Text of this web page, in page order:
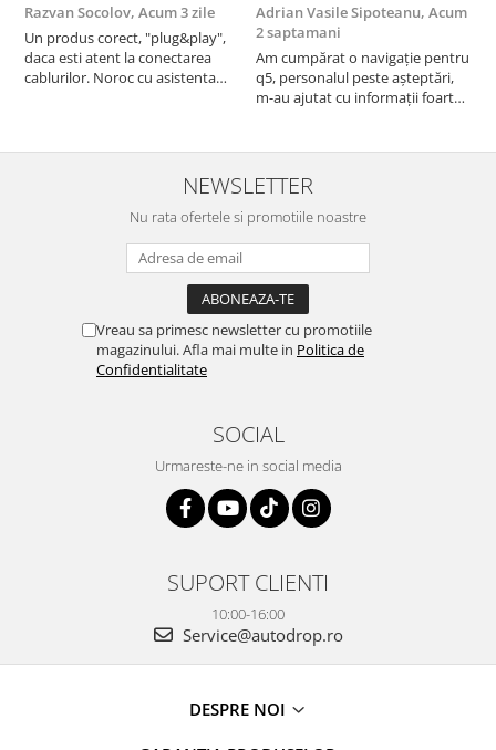
Razvan Socolov, Acum 3 zile
Un produs corect, "plug&play",
daca esti atent la conectarea
cablurilor. Noroc cu asistenta
atras atentia ca nu era conectat
cablul de video de la camera
Adrian Vasile Sipoteanu, Acum
2 saptamani
Am cumpărat o navigație pentru
q5, personalul peste așteptări,
m-au ajutat cu informații foarte
serviabili, livrare rapidă, suport
tehnic, totul impecabil, o să revin
la ei și pentru vi...
NEWSLETTER
Nu rata ofertele si promotiile noastre
Vreau sa primesc newsletter cu promotiile
magazinului. Afla mai multe in Politica de
Confidentialitate
SOCIAL
Urmareste-ne in social media
SUPORT CLIENTI
10:00-16:00
Service@autodrop.ro
DESPRE NOI